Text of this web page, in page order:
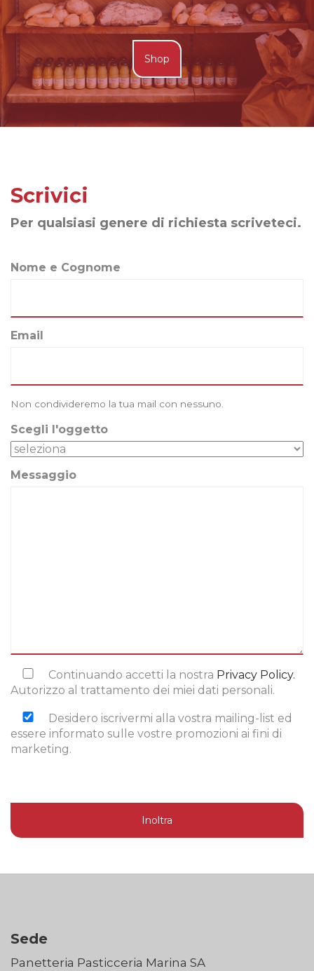
Shop
Scrivici
Per qualsiasi genere di richiesta scriveteci.
Nome e Cognome
Email
Non condivideremo la tua mail con nessuno.
Scegli l'oggetto
Messaggio
Continuando accetti la nostra Privacy Policy.
Autorizzo al trattamento dei miei dati personali.
Desidero iscrivermi alla vostra mailing-list ed
essere informato sulle vostre promozioni ai fini di
marketing.
Inoltra
Sede
Panetteria Pasticceria Marina SA